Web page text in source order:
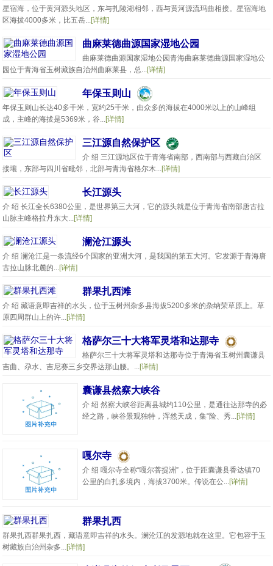
星宿海，位于黄河源头地区，东与扎陵湖相邻，西与黄河源流玛曲相接。星宿海地
区海拔4000多米，比五岳...[详情]
曲麻莱德曲源国家湿地公园
曲麻莱德曲源国家湿地公园青海曲麻莱德曲源国家湿地公
园位于青海省玉树藏族自治州曲麻莱县，总...[详情]
年保玉则山
年保玉则山长达40多千米，宽约25千米，由众多的海拔在4000米以上的山峰组
成，主峰的海拔是5369米，谷...[详情]
三江源自然保护区
介 绍 三江源地区位于青海省南部，西南部与西藏自治区
接壤，东部与四川省毗邻，北部与青海省格尔木...[详情]
长江源头
介 绍 长江全长6380公里，是世界第三大河，它的源头就是位于青海省南部唐古拉
山脉主峰格拉丹东大...[详情]
澜沧江源头
介 绍 澜沧江是一条流经6个国家的亚洲大河，是我国的第五大河。它发源于青海唐
古拉山脉北麓的...[详情]
群果扎西滩
介 绍 藏语意即吉祥的水头，位于玉树州杂多县海拔5200多米的杂纳荣草原上。草
原四周群山上的许...[详情]
格萨尔三十大将军灵塔和达那寺
格萨尔三十大将军灵塔和达那寺位于青海省玉树州囊谦县
吉曲、尕水、吉尼赛三乡交界达那山腰。...[详情]
囊谦县然察大峡谷
介 绍 然察大峡谷距离县城约110公里，是通往达那寺的必
经之路，峡谷景观独特，浑然天成，集“险、秀...[详情]
嘎尔寺
介 绍 嘎尔寺全称“嘎尔菩提洲”，位于距囊谦县香达镇70
公里的白扎多境内，海拔3700米。传说在公...[详情]
群果扎西
群果扎西群果扎西，藏语意即吉祥的水头。澜沧江的发源地就在这里。它包容于玉
树藏族自治州杂多...[详情]